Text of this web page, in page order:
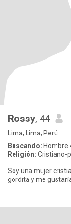
Rossy, 44
Lima, Lima, Perú
Buscando: Hombre
Religión: Cristiano-
Soy una mujer
gordita y me